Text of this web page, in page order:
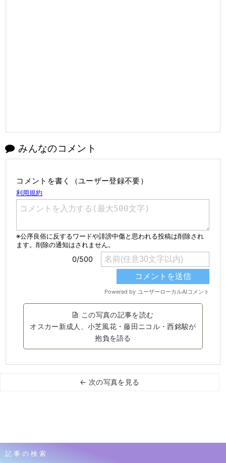
みんなのコメント
コメントを書く（ユーザー登録不要）
この写真の記事を読む
オスカー新成人、小芝風花・藤田ニコル・西銘駿が
抱負を語る
← 次の写真を見る
記事の検索